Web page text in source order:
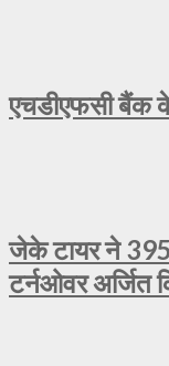
एचडीएफसी बैंक
जेके टायर ने
टर्नओवर अर्जित